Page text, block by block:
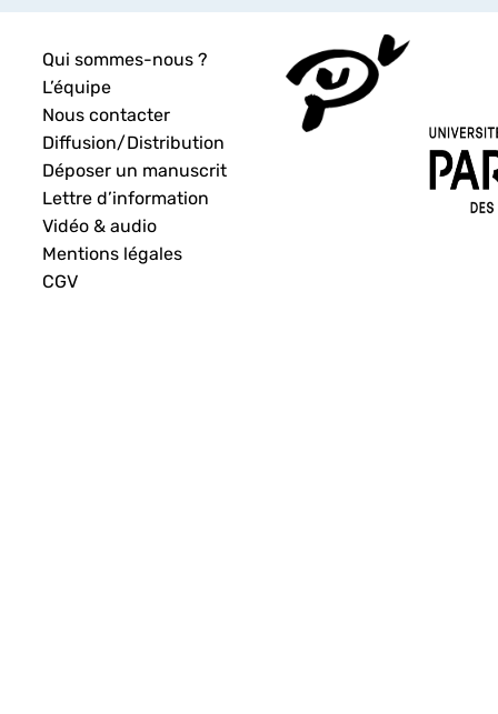
Qui sommes-nous ?
L’équipe
Nous contacter
Diffusion/Distribution
Déposer un manuscrit
Lettre d’information
Vidéo & audio
Mentions légales
CGV